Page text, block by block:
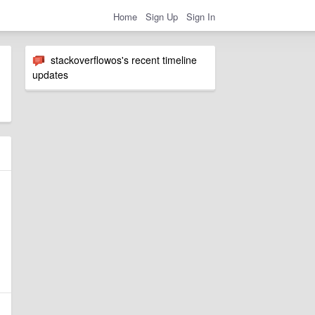
Home Sign Up Sign In
stackoverflowos's recent timeline
updates